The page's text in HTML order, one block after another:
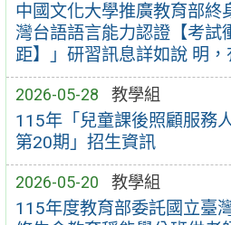
中國文化大學推廣教育部終
灣台語語言能力認證【考試
距】」研習訊息詳如說 明
2026-05-28 教學組
115年「兒童課後照顧服務
第20期」招生資訊
2026-05-20 教學組
115年度教育部委託國立臺